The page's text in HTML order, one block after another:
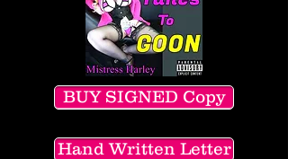
BUY SIGNED Copy
Hand Written Letter